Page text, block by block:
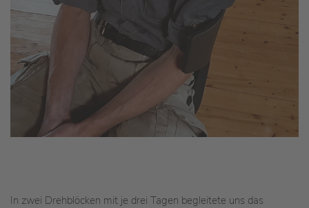
In zwei Drehblöcken mit je drei Tagen begleitete uns das